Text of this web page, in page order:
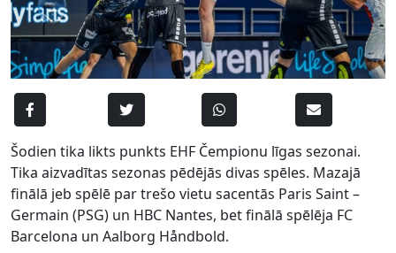
Šodien tika likts punkts EHF Čempionu līgas sezonai.
Tika aizvadītas sezonas pēdējās divas spēles. Mazajā
finālā jeb spēlē par trešo vietu sacentās Paris Saint –
Germain (PSG) un HBC Nantes, bet finālā spēlēja FC
Barcelona un Aalborg Håndbold.